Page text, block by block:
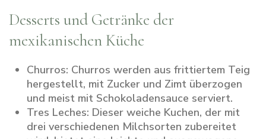
Desserts und Getränke der
mexikanischen Küche
Churros: Churros werden aus frittiertem Teig
hergestellt, mit Zucker und Zimt überzogen
und meist mit Schokoladensauce serviert.
Tres Leches: Dieser weiche Kuchen, der mit
drei verschiedenen Milchsorten zubereitet